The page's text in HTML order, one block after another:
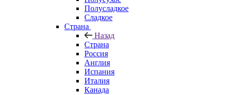
Полусладкое
Сладкое
Страна
Назад
Страна
Россия
Англия
Испания
Италия
Канада